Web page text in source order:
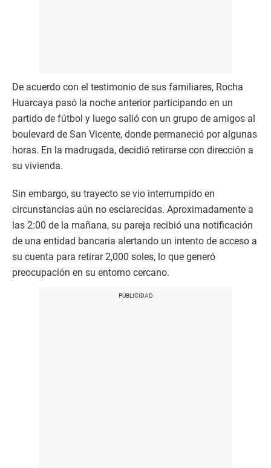
De acuerdo con el testimonio de sus familiares, Rocha
Huarcaya pasó la noche anterior participando en un
partido de fútbol y luego salió con un grupo de amigos al
boulevard de San Vicente, donde permaneció por algunas
horas. En la madrugada, decidió retirarse con dirección a
su vivienda.
Sin embargo, su trayecto se vio interrumpido en
circunstancias aún no esclarecidas. Aproximadamente a
las 2:00 de la mañana, su pareja recibió una notificación
de una entidad bancaria alertando un intento de acceso a
su cuenta para retirar 2,000 soles, lo que generó
preocupación en su entorno cercano.